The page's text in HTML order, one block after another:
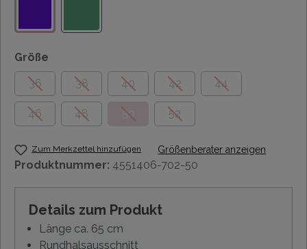
Größe
36
38 40 42 44
46 48 50 52
Zum Merkzettel hinzufügen Größenberater anzeigen
Produktnummer: 4551406-702-50
Details zum Produkt
Länge ca. 65 cm
Rundhalsausschnitt